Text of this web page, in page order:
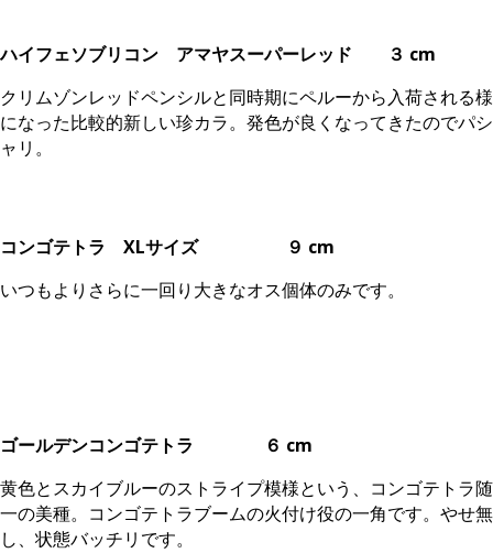
ハイフェソブリコン アマヤスーパーレッド
３ cm
クリムゾンレッドペンシルと同時期にペルーから入荷される様
になった比較的新しい珍カラ。発色が良くなってきたのでパシ
ャリ。
コンゴテトラ XLサイズ
９ cm
いつもよりさらに一回り大きなオス個体のみです。
ゴールデンコンゴテトラ
６ cm
黄色とスカイブルーのストライプ模様という、コンゴテトラ随
一の美種。コンゴテトラブームの火付け役の一角です。やせ無
し、状態バッチリです。